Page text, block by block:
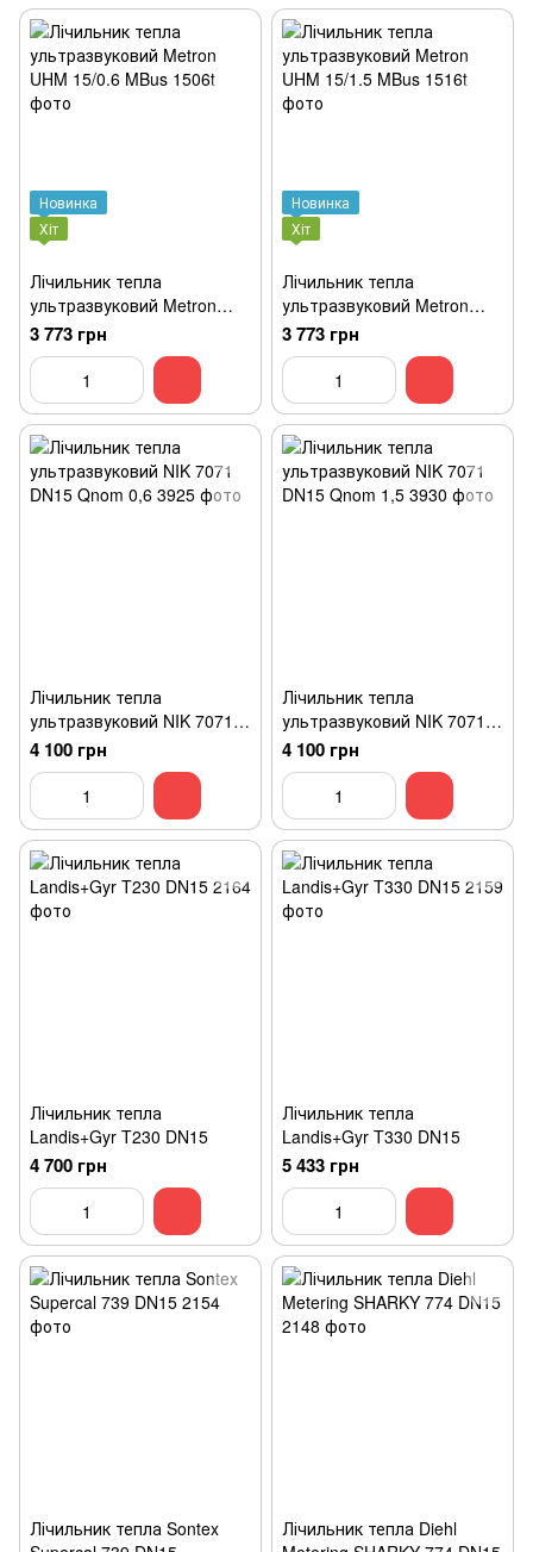
Новинка
Хіт
Лічильник тепла
ультразвуковий Metron
UHM 15/0.6 MBus
3 773 грн
Новинка
Хіт
Лічильник тепла
ультразвуковий Metron
UHM 15/1.5 MBus
3 773 грн
Лічильник тепла
ультразвуковий NIK 7071
DN15 Qnom 0,6
4 100 грн
Лічильник тепла
ультразвуковий NIK 7071
DN15 Qnom 1,5
4 100 грн
Лічильник тепла
Landis+Gyr T230 DN15
4 700 грн
Лічильник тепла
Landis+Gyr T330 DN15
5 433 грн
Лічильник тепла Sontex
Лічильник тепла Diehl